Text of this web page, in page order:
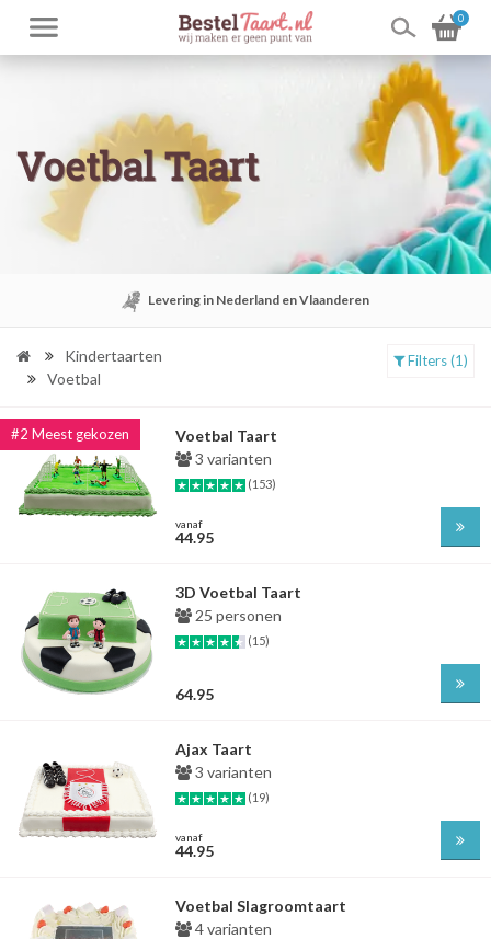
0
Voetbal Taart
Levering in Nederland en Vlaanderen
Kindertaarten
Voetbal
Filters (1)
Voetbal Taart
3 varianten
(153)
vanaf
44.95
3D Voetbal Taart
25 personen
(15)
64.95
Ajax Taart
3 varianten
(19)
vanaf
44.95
Voetbal Slagroomtaart
4 varianten